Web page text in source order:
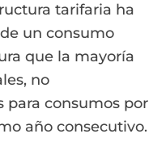
tarifaria ha
un consumo
que la mayoría
no
para consumos por
año consecutivo.